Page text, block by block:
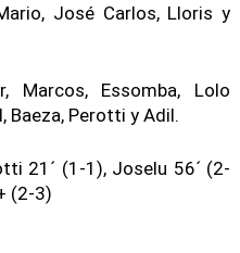
José Carlos, Lloris y
Marcos, Essomba, Lolo
Baeza, Perotti y Adil.
21´ (1-1), Joselu 56´ (2-
(2-3)